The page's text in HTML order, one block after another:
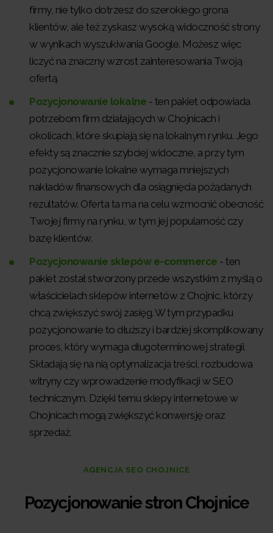
firmy, nie tylko dotrzesz do szerokiego grona
klientów, ale też zyskasz wysoką widoczność strony
w wynikach wyszukiwania Google. Możesz więc
liczyć na znaczny wzrost zainteresowania Twoją
ofertą.
Pozycjonowanie lokalne - ten pakiet odpowiada
potrzebom firm działających w Chojnicach i
okolicach, które skupiają się na lokalnym rynku. Jego
efekty są znacznie szybciej widoczne, a przy tym
pozycjonowanie lokalne wymaga mniejszych
nakładów finansowych dla osiągnięcia pożądanych
rezultatów. Oferta ta ma na celu wzmocnić obecność
Twojej firmy na rynku, w tym jej popularność czy
bazę klientów.
Pozycjonowanie sklepów e-commerce - ten
pakiet został stworzony przede wszystkim z myślą o
właścicielach sklepów internetów z Chojnic, którzy
chcą zwiększyć swój zasięg. W tym przypadku
pozycjonowanie to dłuższy i bardziej skomplikowany
proces, który wymaga długoterminowej strategii.
Składają się na nią optymalizacja treści, rozbudowa
witryny czy wprowadzenie modyfikacji w SEO
technicznym. Dzięki temu sklepy internetowe w
Chojnicach mogą zwiększyć konwersję oraz
sprzedaż.
AGENCJA SEO CHOJNICE
Pozycjonowanie stron Chojnice